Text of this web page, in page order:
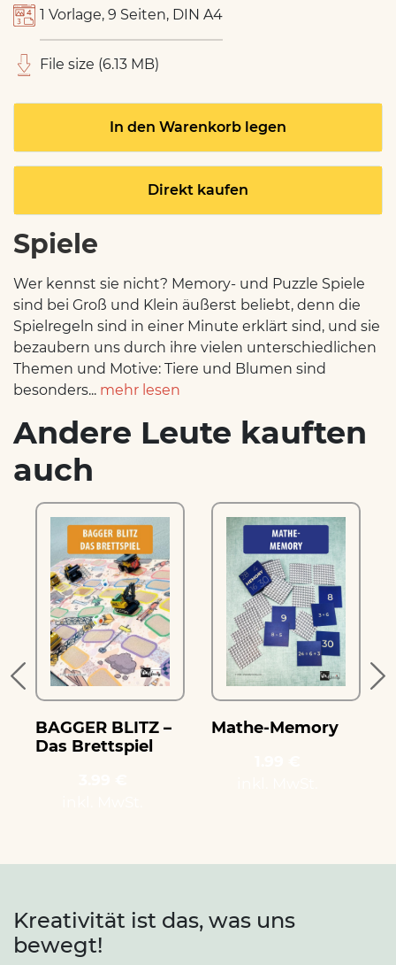
1 Vorlage, 9 Seiten, DIN A4
File size (6.13 MB)
In den Warenkorb legen
Direkt kaufen
Spiele
Wer kennst sie nicht? Memory- und Puzzle Spiele
sind bei Groß und Klein äußerst beliebt, denn die
Spielregeln sind in einer Minute erklärt sind, und sie
bezaubern uns durch ihre vielen unterschiedlichen
Themen und Motive: Tiere und Blumen sind
besonders... mehr lesen
Andere Leute kauften
auch
BAGGER BLITZ –
Das Brettspiel
Mathe-Memory
Kreativität ist das, was uns
bewegt!